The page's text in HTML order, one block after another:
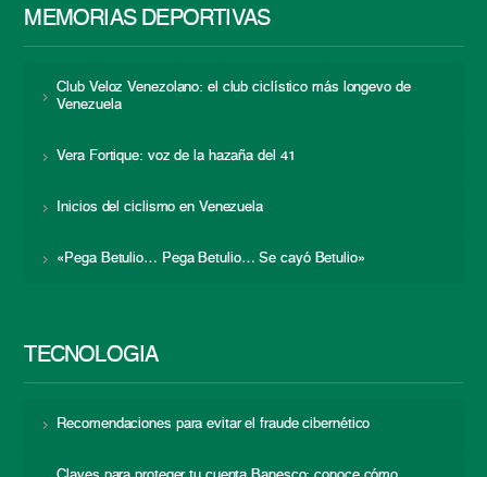
MEMORIAS DEPORTIVAS
Club Veloz Venezolano: el club ciclístico más longevo de
Venezuela
Vera Fortique: voz de la hazaña del 41
Inicios del ciclismo en Venezuela
«Pega Betulio… Pega Betulio… Se cayó Betulio»
TECNOLOGÍA
Recomendaciones para evitar el fraude cibernético